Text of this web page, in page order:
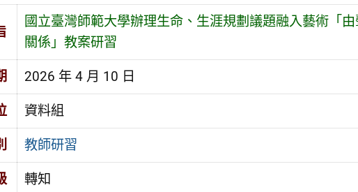
國立臺灣師範大學辦理生命、生涯規劃議題融入藝術「
關係」教案研習
2026 年 4 月 10 日
資料組
教師研習
轉知